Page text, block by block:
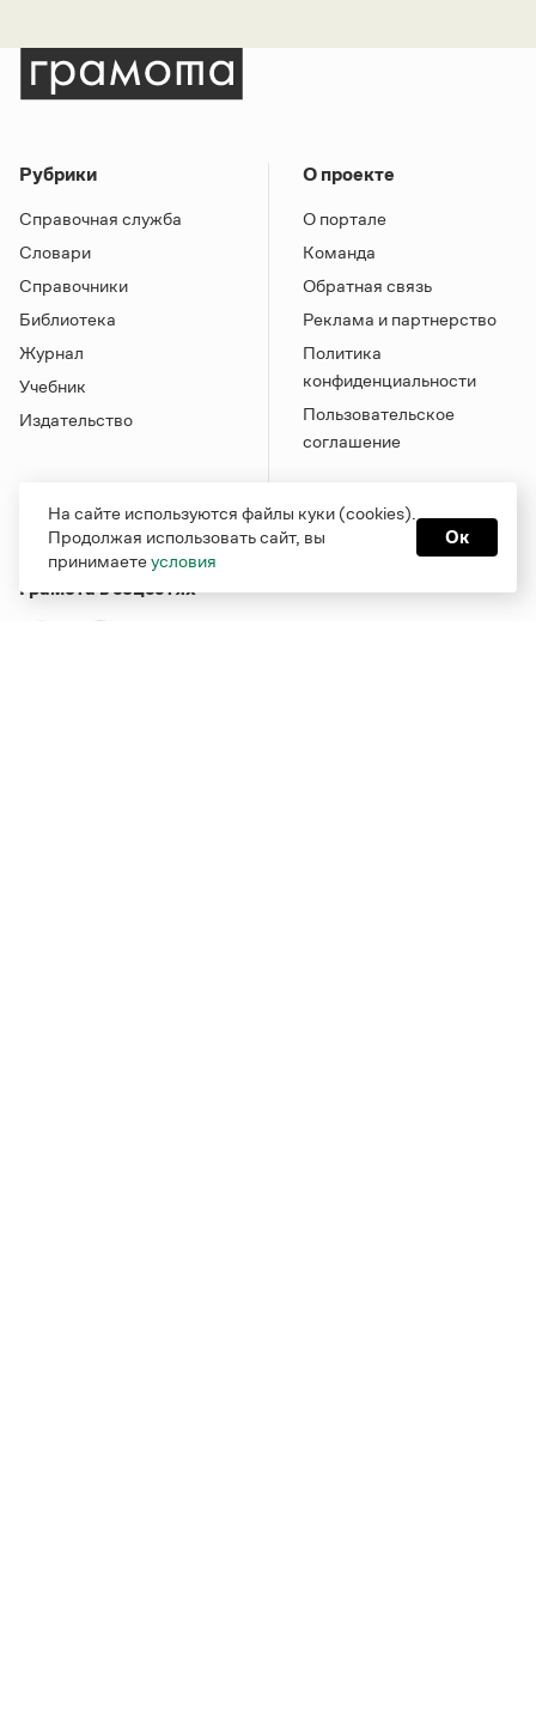
Рубрики
Справочная служба
Словари
Справочники
Библиотека
Журнал
Учебник
Издательство
О проекте
О портале
Команда
Обратная связь
Реклама и партнерство
Политика
конфиденциальности
Пользовательское
соглашение
Грамота в соцсетях
На сайте используются файлы куки (cookies).
Продолжая использовать сайт, вы
принимаетеусловия
Ок